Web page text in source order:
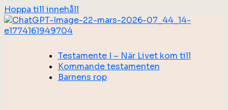
Hoppa till innehåll
Testamente I – När Livet kom till
Kommande testamenten
Barnens rop